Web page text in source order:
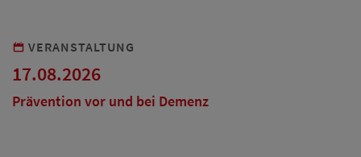
VERANSTALTUNG
17.08.2026
Prävention vor und bei Demenz